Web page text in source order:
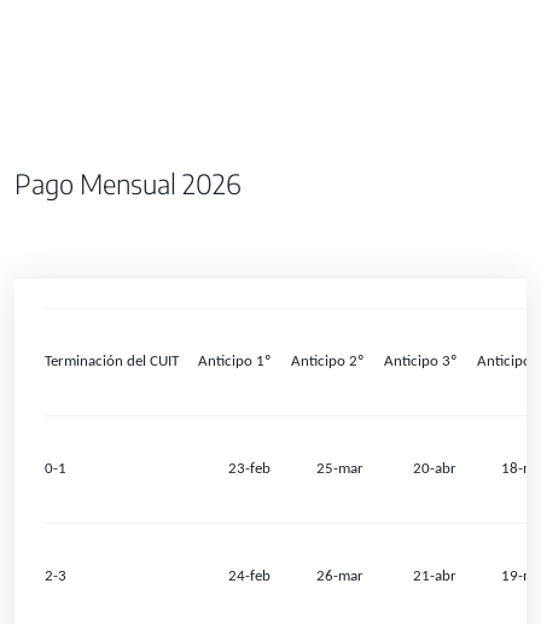
Pago Mensual 2026
Terminación del CUIT Anticipo 1º Anticipo 2º Anticipo 3º Anticipo
0-1 23-feb 25-mar 20-abr 18-
2-3 24-feb 26-mar 21-abr 19-